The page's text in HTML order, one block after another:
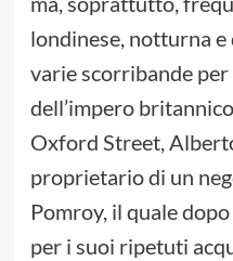
londinese, notturna
varie scorribande
dell’impero
Oxford Street,
proprietario di un
Pomroy, il quale
per i suoi ripetuti